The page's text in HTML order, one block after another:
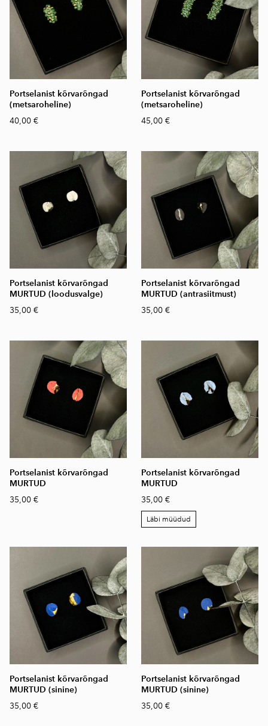
Portselanist kõrvarõngad
(metsaroheline)
40,00 €
Portselanist kõrvarõngad
(metsaroheline)
45,00 €
Portselanist kõrvarõngad
MURTUD (loodusvalge)
35,00 €
Portselanist kõrvarõngad
MURTUD (antrasiitmust)
35,00 €
Portselanist kõrvarõngad
MURTUD
35,00 €
Portselanist kõrvarõngad
MURTUD
35,00 €
Läbi müüdud
Portselanist kõrvarõngad
MURTUD (sinine)
35,00 €
Portselanist kõrvarõngad
MURTUD (sinine)
35,00 €